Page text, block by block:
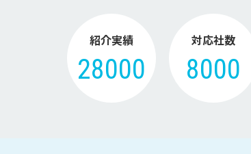
紹介実績
28000
対応社数
8000